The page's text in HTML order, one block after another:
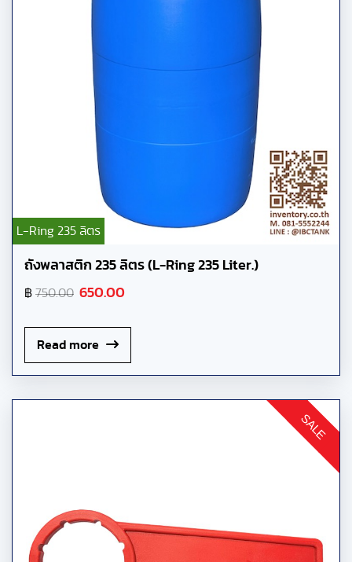
L-Ring 235 ลิตร
ถังพลาสติก 235 ลิตร (L-Ring 235 Liter.)
฿ 750.00 650.00
Read more
SALE